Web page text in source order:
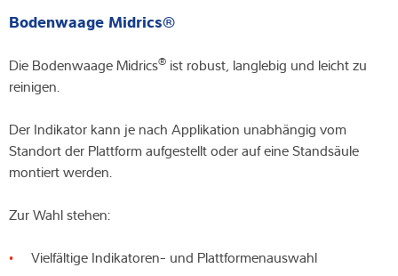
Bodenwaage Midrics®
Die Bodenwaage Midrics® ist robust, langlebig und leicht zu
reinigen.
Der Indikator kann je nach Applikation unabhängig vom
Standort der Plattform aufgestellt oder auf eine Standsäule
montiert werden.
Zur Wahl stehen:
Vielfältige Indikatoren- und Plattformenauswahl